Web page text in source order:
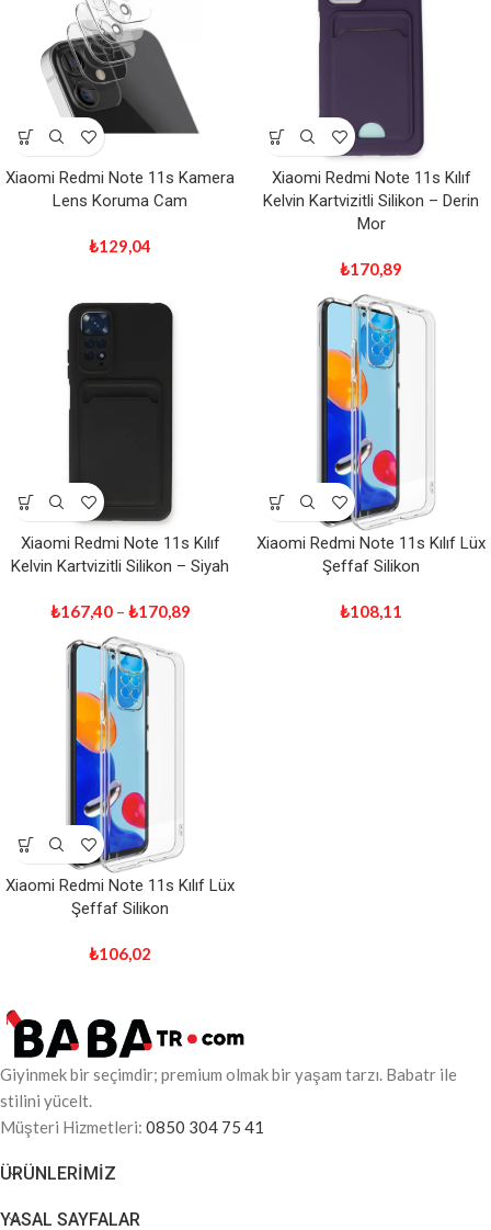
Xiaomi Redmi Note 11s Kamera
Lens Koruma Cam
₺129,04
Xiaomi Redmi Note 11s Kılıf
Kelvin Kartvizitli Silikon – Derin
Mor
₺170,89
Xiaomi Redmi Note 11s Kılıf
Kelvin Kartvizitli Silikon – Siyah
₺167,40 – ₺170,89
Xiaomi Redmi Note 11s Kılıf Lüx
Şeffaf Silikon
₺108,11
Xiaomi Redmi Note 11s Kılıf Lüx
Şeffaf Silikon
₺106,02
Giyinmek bir seçimdir; premium olmak bir yaşam tarzı. Babatr ile
stilini yücelt.
Müşteri Hizmetleri: 0850 304 75 41
ÜRÜNLERIMIZ
YASAL SAYFALAR